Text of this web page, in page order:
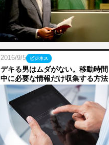
2016/9/5 ビジネス
デキる男はムダがない。移動時間
中に必要な情報だけ収集する方法